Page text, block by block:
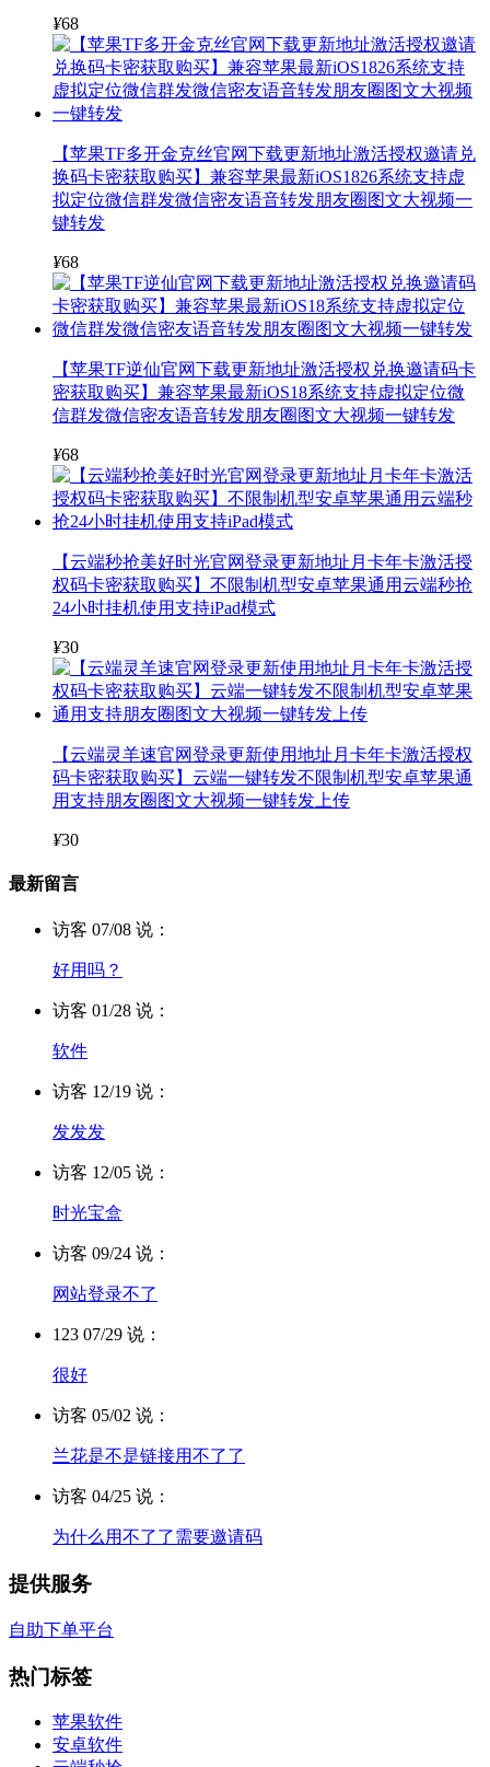
¥68
【苹果TF多开金克丝官网下载更新地址激活授权邀请兑
换码卡密获取购买】兼容苹果最新iOS1826系统支持虚
拟定位微信群发微信密友语音转发朋友圈图文大视频一
键转发
¥68
【苹果TF逆仙官网下载更新地址激活授权兑换邀请码卡
密获取购买】兼容苹果最新iOS18系统支持虚拟定位微
信群发微信密友语音转发朋友圈图文大视频一键转发
¥68
【云端秒抢美好时光官网登录更新地址月卡年卡激活授
权码卡密获取购买】不限制机型安卓苹果通用云端秒抢
24小时挂机使用支持iPad模式
¥30
【云端灵羊速官网登录更新使用地址月卡年卡激活授权
码卡密获取购买】云端一键转发不限制机型安卓苹果通
用支持朋友圈图文大视频一键转发上传
¥30
最新留言
访客 07/08 说：
好用吗？
访客 01/28 说：
软件
访客 12/19 说：
发发发
访客 12/05 说：
时光宝盒
访客 09/24 说：
网站登录不了
123 07/29 说：
很好
访客 05/02 说：
兰花是不是链接用不了了
访客 04/25 说：
为什么用不了了需要邀请码
提供服务
自助下单平台
热门标签
苹果软件
安卓软件